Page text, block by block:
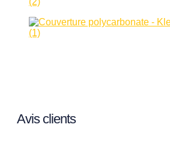
Avis clients